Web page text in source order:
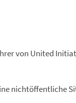
von United
nichtöffentliche